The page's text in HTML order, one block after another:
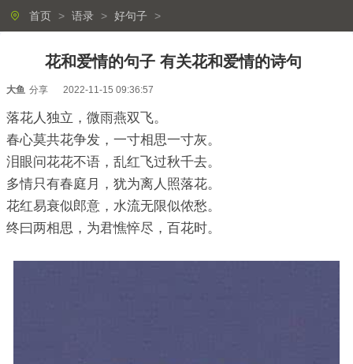
首页 > 语录 > 好句子 >
花和爱情的句子 有关花和爱情的诗句
大鱼 分享 2022-11-15 09:36:57
落花人独立，微雨燕双飞。
春心莫共花争发，一寸相思一寸灰。
泪眼问花花不语，乱红飞过秋千去。
多情只有春庭月，犹为离人照落花。
花红易衰似郎意，水流无限似侬愁。
终曰两相思，为君憔悴尽，百花时。